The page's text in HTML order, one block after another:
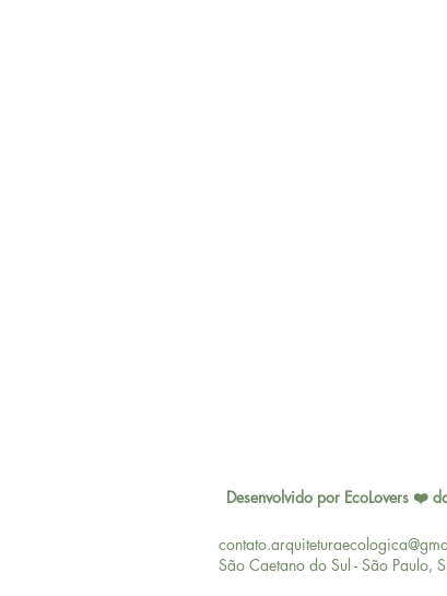
Desenvolvido por EcoLovers ❤️
São Caetano do Sul - São Paulo,